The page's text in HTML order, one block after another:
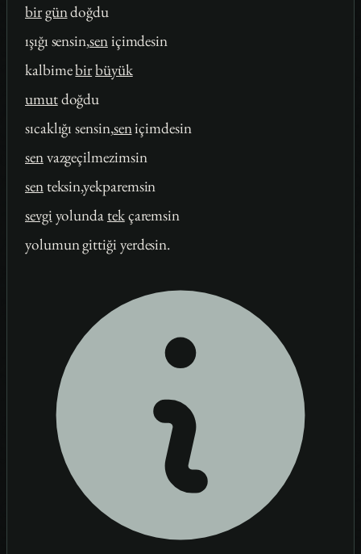
birgündoğdu
ışığı sensin,seniçimdesin
kalbimebirbüyük
umutdoğdu
sıcaklığı sensin,seniçimdesin
senvazgeçilmezimsin
senteksin,yekparemsin
sevgi yolunda tekçaremsin
yolumun gittiği yerdesin.